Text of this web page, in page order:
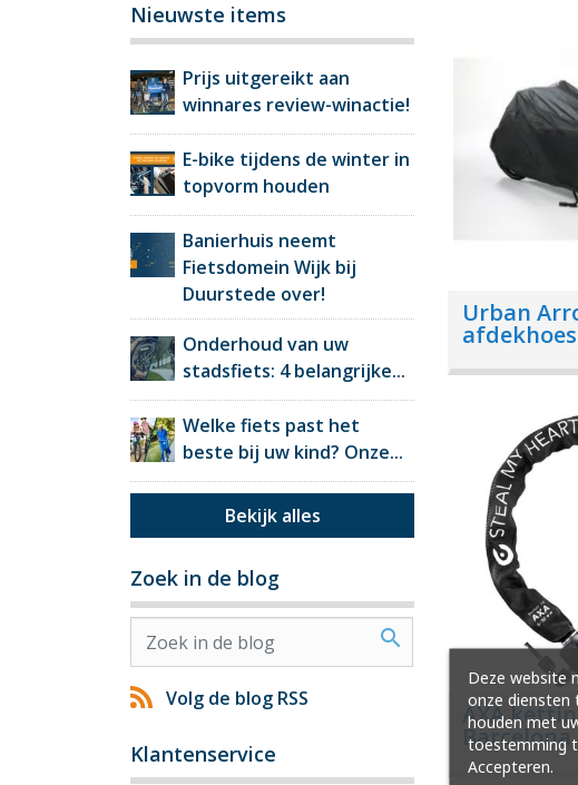
Nieuwste items
Prijs uitgereikt aan
winnares review-winactie!
E-bike tijdens de winter in
topvorm houden
Banierhuis neemt
Fietsdomein Wijk bij
Duurstede over!
Onderhoud van uw
stadsfiets: 4 belangrijke...
Welke fiets past het
beste bij uw kind? Onze...
Bekijk alles
Zoek in de blog
search
Volg de blog RSS
Klantenservice
Urban
afdekhoes
AXA
Barcelona
2
Deze website
onze diensten
houden met
toestemming
Accepteren.